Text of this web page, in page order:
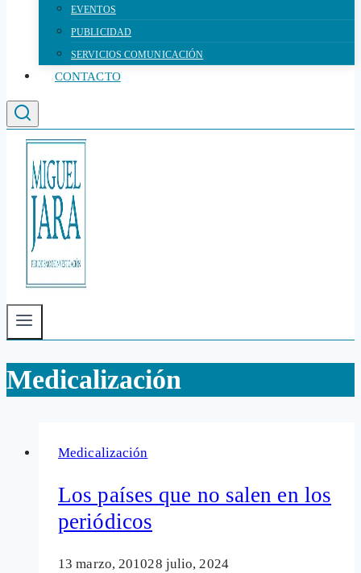
EVENTOS
PUBLICIDAD
SERVICIOS COMUNICACIÓN
CONTACTO
Medicalización
Medicalización
Los países que no salen en los
periódicos
13 marzo, 201028 julio, 2024